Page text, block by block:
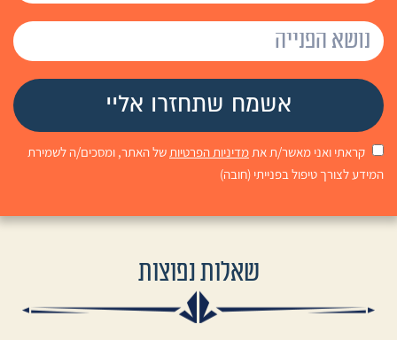
קראתי ואני מאשר/ת אתמדיניות הפרטיותשל האתר, ומסכים/ה לשמירת
המידע לצורך טיפול בפנייתי (חובה)
שאלות נפוצות